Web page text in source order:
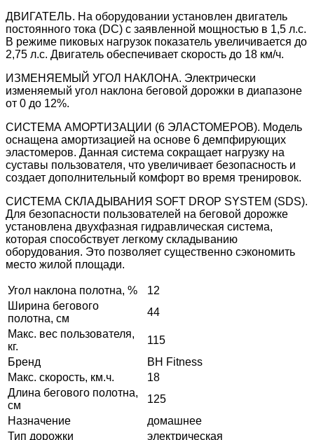
ДВИГАТЕЛЬ. На оборудовании установлен двигатель
постоянного тока (DC) с заявленной мощностью в 1,5 л.с.
В режиме пиковых нагрузок показатель увеличивается до
2,75 л.с. Двигатель обеспечивает скорость до 18 км/ч.
ИЗМЕНЯЕМЫЙ УГОЛ НАКЛОНА. Электрически
изменяемый угол наклона беговой дорожки в диапазоне
от 0 до 12%.
СИСТЕМА АМОРТИЗАЦИИ (6 ЭЛАСТОМЕРОВ). Модель
оснащена амортизацией на основе 6 демпфирующих
эластомеров. Данная система сокращает нагрузку на
суставы пользователя, что увеличивает безопасность и
создает дополнительный комфорт во время тренировок.
СИСТЕМА СКЛАДЫВАНИЯ SOFT DROP SYSTEM (SDS).
Для безопасности пользователей на беговой дорожке
установлена двухфазная гидравлическая система,
которая способствует легкому складыванию
оборудования. Это позволяет существенно сэкономить
место жилой площади.
Угол наклона полотна, %
12
Ширина бегового
полотна, см
44
Макс. вес пользователя,
кг.
115
Бренд
BH Fitness
Макс. скорость, км.ч.
18
Длина бегового полотна,
см
125
Назначение
домашнее
Тип дорожки
электрическая